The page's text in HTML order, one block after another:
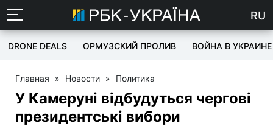
RU
DRONE DEALS ОРМУЗСКИЙ ПРОЛИВ ВОЙНА В УКРАИНЕ
Главная » Новости » Политика
У Камеруні відбудуться чергові
президентські вибори